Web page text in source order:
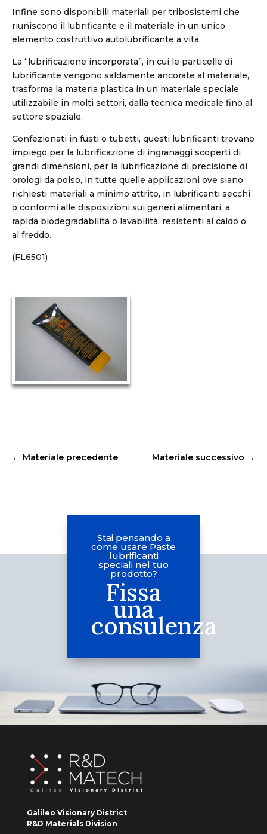
Infine sono disponibili materiali per tribosistemi che
riuniscono il lubrificante e il materiale in un unico
elemento costruttivo autolubrificante a vita.
La “lubrificazione incorporata”, in cui le particelle di
lubrificante vengono saldamente ancorate al materiale,
trasforma la materia plastica in un materiale speciale
utilizzabile in molti settori, dalla tecnica medicale fino al
settore spaziale.
Confezionati in fusti o tubetti, questi lubrificanti trovano
impiego per la lubrificazione di ingranaggi scoperti di
grandi dimensioni, per la lubrificazione di precisione di
orologi da polso, in tutte quelle applicazioni ove siano
richiesti materiali a minimo attrito, in lubrificanti secchi
o conformi alle disposizioni sui generi alimentari, a
rapida biodegradabilità o lavabilità, resistenti al caldo o
al freddo.
(FL6501)
← Materiale precedente Materiale successivo →
Stai pensando a
come usare Paste
lubrificanti
speciali nel tuo
prodotto?
Fissa
una
consulenza
Galileo Visionary District
R&D Materials Division